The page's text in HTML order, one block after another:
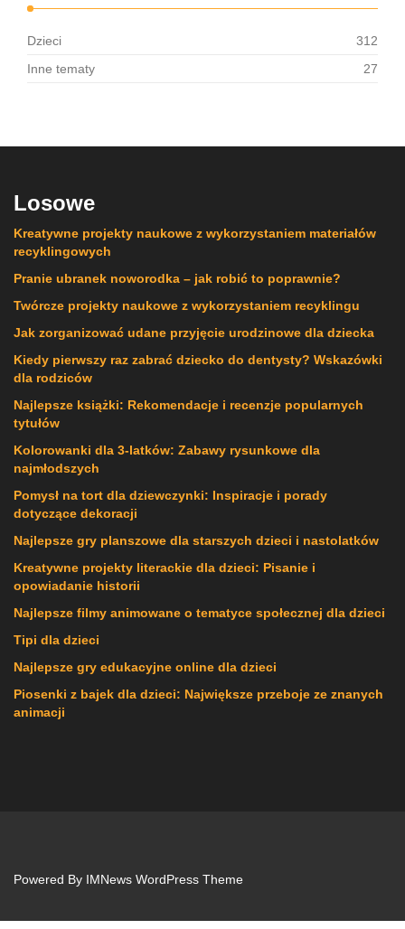
Dzieci
312
Inne tematy
27
Losowe
Kreatywne projekty naukowe z wykorzystaniem materiałów
recyklingowych
Pranie ubranek noworodka – jak robić to poprawnie?
Twórcze projekty naukowe z wykorzystaniem recyklingu
Jak zorganizować udane przyjęcie urodzinowe dla dziecka
Kiedy pierwszy raz zabrać dziecko do dentysty? Wskazówki
dla rodziców
Najlepsze książki: Rekomendacje i recenzje popularnych
tytułów
Kolorowanki dla 3-latków: Zabawy rysunkowe dla
najmłodszych
Pomysł na tort dla dziewczynki: Inspiracje i porady
dotyczące dekoracji
Najlepsze gry planszowe dla starszych dzieci i nastolatków
Kreatywne projekty literackie dla dzieci: Pisanie i
opowiadanie historii
Najlepsze filmy animowane o tematyce społecznej dla dzieci
Tipi dla dzieci
Najlepsze gry edukacyjne online dla dzieci
Piosenki z bajek dla dzieci: Największe przeboje ze znanych
animacji
Powered By IMNews WordPress Theme